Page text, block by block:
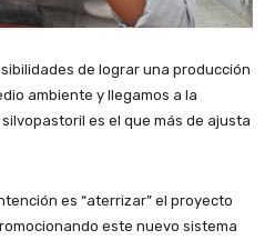
de lograr una producción
ambiente y llegamos a la
es el que más de ajusta
es “aterrizar” el proyecto
este nuevo sistema